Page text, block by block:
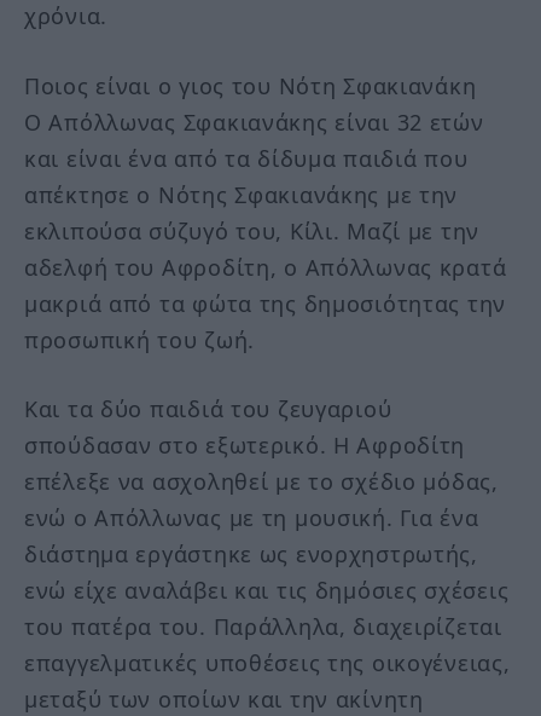
χρόνια.
Ποιος είναι ο γιος του Νότη Σφακιανάκη
Ο Απόλλωνας Σφακιανάκης είναι 32 ετών
και είναι ένα από τα δίδυμα παιδιά που
απέκτησε ο Νότης Σφακιανάκης με την
εκλιπούσα σύζυγό του, Κίλι. Μαζί με την
αδελφή του Αφροδίτη, ο Απόλλωνας κρατά
μακριά από τα φώτα της δημοσιότητας την
προσωπική του ζωή.
Και τα δύο παιδιά του ζευγαριού
σπούδασαν στο εξωτερικό. Η Αφροδίτη
επέλεξε να ασχοληθεί με το σχέδιο μόδας,
ενώ ο Απόλλωνας με τη μουσική. Για ένα
διάστημα εργάστηκε ως ενορχηστρωτής,
ενώ είχε αναλάβει και τις δημόσιες σχέσεις
του πατέρα του. Παράλληλα, διαχειρίζεται
επαγγελματικές υποθέσεις της οικογένειας,
μεταξύ των οποίων και την ακίνητη